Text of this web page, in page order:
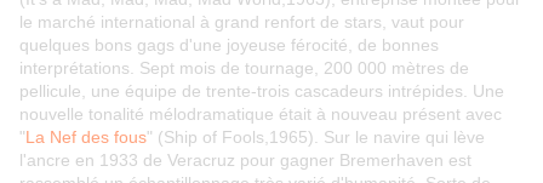
le marché international à grand renfort de stars, vaut pour
quelques bons gags d'une joyeuse férocité, de bonnes
interprétations. Sept mois de tournage, 200 000 mètres de
pellicule, une équipe de trente-trois cascadeurs intrépides. Une
nouvelle tonalité mélodramatique était à nouveau présent avec
"La Nef des fous" (Ship of Fools,1965). Sur le navire qui lève
l'ancre en 1933 de Veracruz pour gagner Bremerhaven est